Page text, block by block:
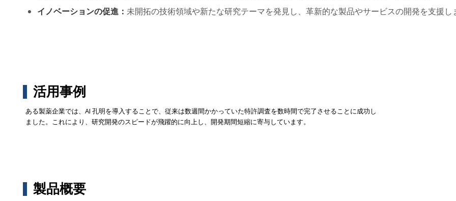
イノベーションの促進： 未開拓の技術領域や新たな研究テーマを発見し、革新的な製品やサービスの開発を支援し
活用事例
ある製薬企業では、AI 孔明を導入することで、従来は数週間かかっていた特許調査を数時間で完了させることに成功し
ました。これにより、研究開発のスピードが飛躍的に向上し、開発期間短縮に寄与しています。
製品概要